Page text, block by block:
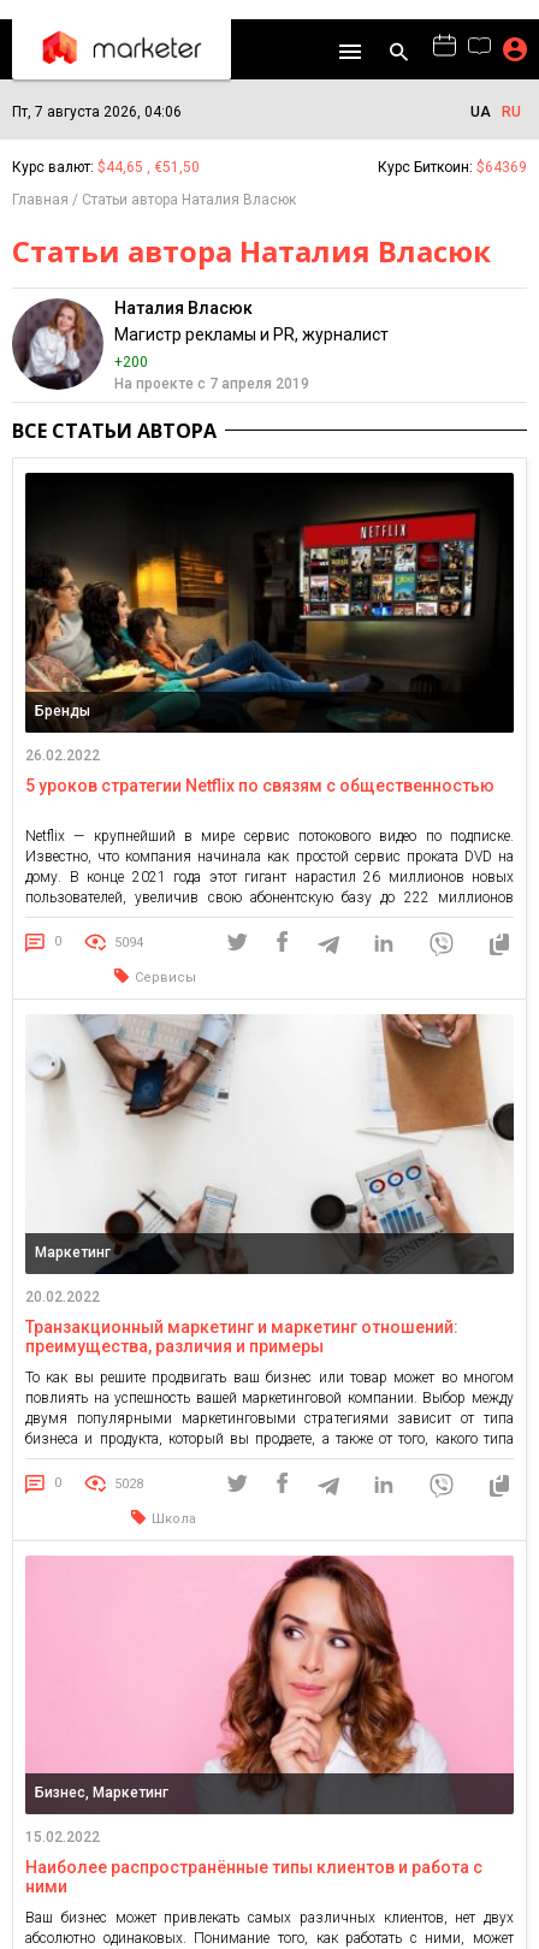
Пт, 7 августа 2026, 04:06 UA RU
Курс валют: $44,65 , €51,50 Курс Биткоин: $64369
Главная
Статьи автора Наталия Власюк
Статьи автора Наталия Власюк
Наталия Власюк
Магистр рекламы и PR, журналист
+200
На проекте с 7 апреля 2019
ВСЕ СТАТЬИ АВТОРА
Бренды
26.02.2022
5 уроков стратегии Netflix по связям с общественностью
Netflix — крупнейший в мире сервис потокового видео по подписке.
Известно, что компания начинала как простой сервис проката DVD на
дому. В конце 2021 года этот гигант нарастил 26 миллионов новых
пользователей, увеличив свою абонентскую базу до 222 миллионов
подписчиков. Рекордный рост был связан с тем, что миллионы людей
были вынуждены сидеть дома из-за карантинных […]
0 5094
Сервисы
Маркетинг
20.02.2022
Транзакционный маркетинг и маркетинг отношений:
преимущества, различия и примеры
То как вы решите продвигать ваш бизнес или товар может во многом
повлиять на успешность вашей маркетинговой компании. Выбор между
двумя популярными маркетинговыми стратегиями зависит от типа
бизнеса и продукта, который вы продаете, а также от того, какого типа
клиентов вы намерены привлечь. Транзакционный маркетинг направлен
на обеспечение разовой продажи от большого количества клиентов, в […]
0 5028
Школа
Бизнес, Маркетинг
15.02.2022
Наиболее распространённые типы клиентов и работа с
ними
Ваш бизнес может привлекать самых различных клиентов, нет двух
абсолютно одинаковых. Понимание того, как работать с ними, может